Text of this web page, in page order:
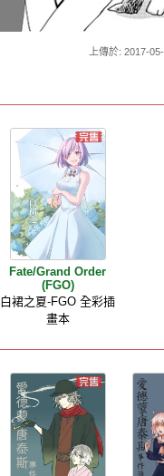
上傳於: 2017-
Fate/Grand Order
(FGO)
白裙之夏-FGO 全彩插
畫本